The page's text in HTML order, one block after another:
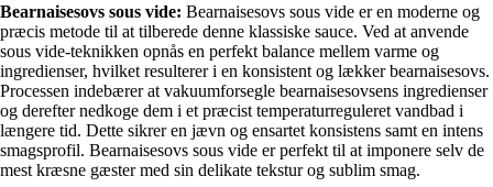
Bearnaisesovs sous vide: Bearnaisesovs sous vide er en moderne og
præcis metode til at tilberede denne klassiske sauce. Ved at anvende
sous vide-teknikken opnås en perfekt balance mellem varme og
ingredienser, hvilket resulterer i en konsistent og lækker bearnaisesovs.
Processen indebærer at vakuumforsegle bearnaisesovsens ingredienser
og derefter nedkoge dem i et præcist temperaturreguleret vandbad i
længere tid. Dette sikrer en jævn og ensartet konsistens samt en intens
smagsprofil. Bearnaisesovs sous vide er perfekt til at imponere selv de
mest kræsne gæster med sin delikate tekstur og sublim smag.